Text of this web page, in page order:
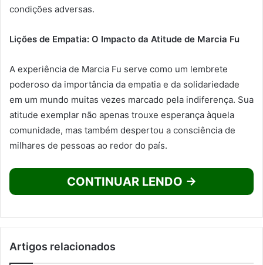
condições adversas.
Lições de Empatia: O Impacto da Atitude de Marcia Fu
A experiência de Marcia Fu serve como um lembrete
poderoso da importância da empatia e da solidariedade
em um mundo muitas vezes marcado pela indiferença. Sua
atitude exemplar não apenas trouxe esperança àquela
comunidade, mas também despertou a consciência de
milhares de pessoas ao redor do país.
CONTINUAR LENDO →
Artigos relacionados